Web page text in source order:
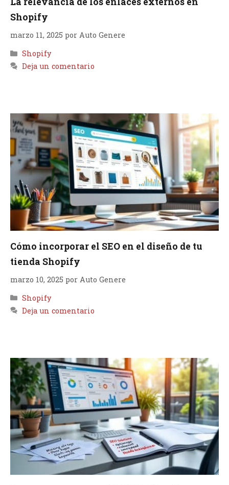
Shopify
marzo 11, 2025 por Auto Genere
Categorías
Shopify
Deja un comentario
Cómo incorporar el SEO en el diseño de tu
tienda Shopify
marzo 10, 2025 por Auto Genere
Categorías
Shopify
Deja un comentario